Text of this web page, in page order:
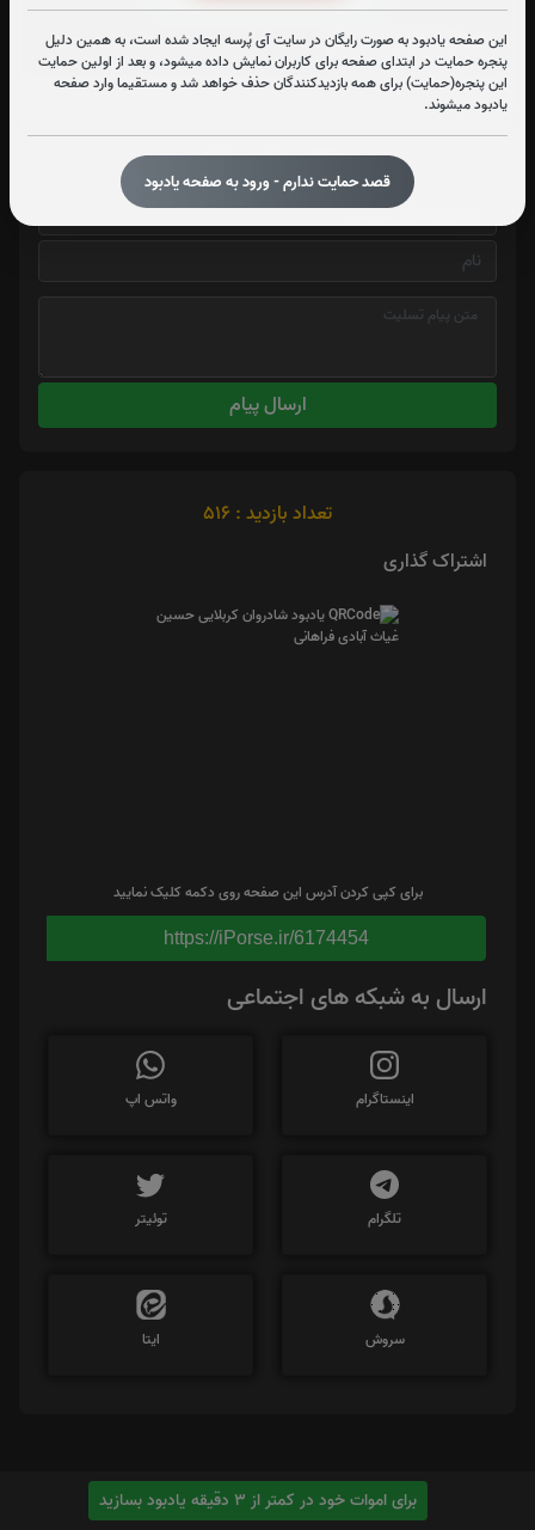
این صفحه یادبود به صورت رایگان در سایت آی پُرسه ایجاد شده است، به همین دلیل
پنجره حمایت در ابتدای صفحه برای کاربران نمایش داده میشود، و بعد از اولین حمایت
این پنجره(حمایت) برای همه بازدیدکنندگان حذف خواهد شد و مستقیما وارد صفحه
یادبود میشوند.
قصد حمایت ندارم - ورود به صفحه یادبود
متن سوره الرحمن
ارسال پیام تسلیت
ارسال پیام
تعداد بازدید : 516
اشتراک گذاری
برای کپی کردن آدرس این صفحه روی دکمه کلیک نمایید
https://iPorse.ir/6174454
ارسال به شبکه های اجتماعی
اینستاگرام واتس اپ
تلگرام توئیتر
سروش ایتا
برای اموات خود در کمتر از 3 دقیقه یادبود بسازید